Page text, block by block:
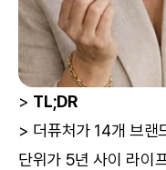
> TL;DR
> 더퓨처가 14개 브랜
단위가 5년 사이 라이